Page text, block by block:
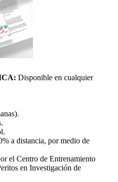
Disponible en cualquier
a distancia, por medio de
el Centro de Entrenamiento
en Investigación de